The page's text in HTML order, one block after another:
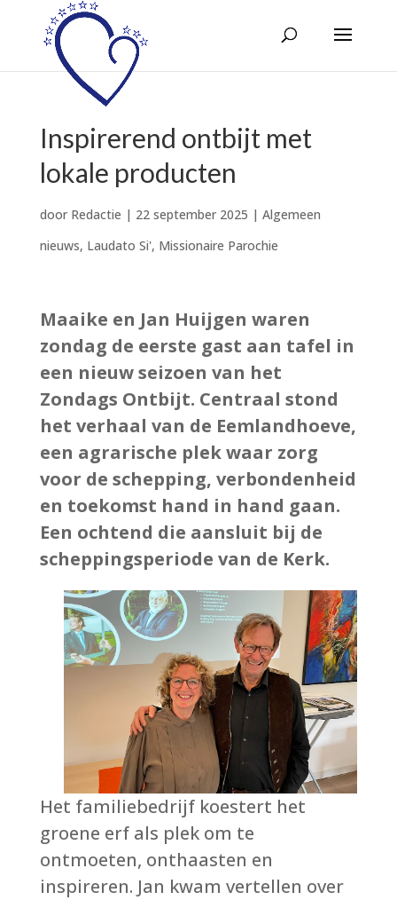
Inspirerend ontbijt met
lokale producten
door Redactie | 22 september 2025 | Algemeen
nieuws, Laudato Si', Missionaire Parochie
Maaike en Jan Huijgen waren
zondag de eerste gast aan tafel in
een nieuw seizoen van het
Zondags Ontbijt. Centraal stond
het verhaal van de Eemlandhoeve,
een agrarische plek waar zorg
voor de schepping, verbondenheid
en toekomst hand in hand gaan.
Een ochtend die aansluit bij de
scheppingsperiode van de Kerk.
Het familiebedrijf koestert het
groene erf als plek om te
ontmoeten, onthaasten en
inspireren. Jan kwam vertellen over